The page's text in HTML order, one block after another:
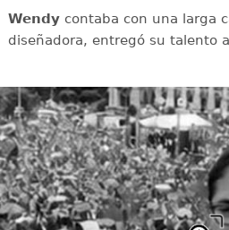
Wendycontaba con una larga
diseñadora, entregó su talento